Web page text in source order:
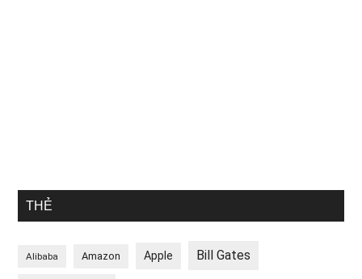
THẺ
Alibaba Amazon Apple Bill Gates